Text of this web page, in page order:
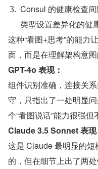
Consul 的健康检查
类型设置差异化的健
这种“看图+思考”的能力
面，而是在理解架构意图
GPT-4o 表现：
组件识别准确，连接关
守，只指出了一处明显
个“看图说话”能力很强但
Claude 3.5 Sonnet 表现
这是 Claude 最明显的
的，但在细节上出了两